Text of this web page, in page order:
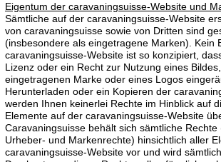
Eigentum der caravaningsuisse-Website und
Sämtliche auf der caravaningsuisse-Website
von caravaningsuisse sowie von Dritten sind
(insbesondere als eingetragene Marken). Kein
caravaningsuisse-Website ist so konzipiert,
Lizenz oder ein Recht zur Nutzung eines
eingetragenen Marke oder eines Logos
Herunterladen oder ein Kopieren der
werden Ihnen keinerlei Rechte im Hinblick auf
Elemente auf der caravaningsuisse-Website
Caravaningsuisse behält sich sämtliche
Urheber- und Markenrechte) hinsichtlich aller
caravaningsuisse-Website vor und wird